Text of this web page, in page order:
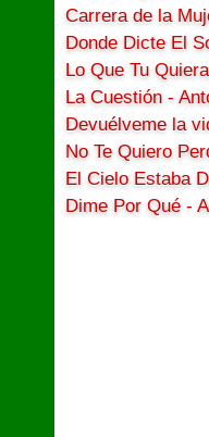
Carrera de la
Donde Dicte El
Lo Que Tu
La Cuestión -
Devuélveme la
No Te Quiero
El Cielo Estaba
Dime Por Qué -